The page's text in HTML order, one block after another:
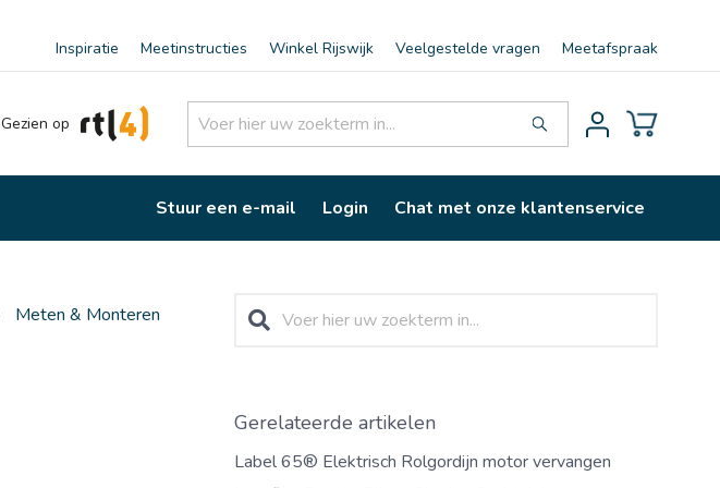
Inspiratie
Meetinstructies Winkel Rijswijk Veelgestelde vragen Meetafspraak
Gezien op
Stuur een e-mail Login Chat met onze klantenservice
Meten & Monteren
Gerelateerde artikelen
Label 65® Elektrisch Rolgordijn motor vervangen